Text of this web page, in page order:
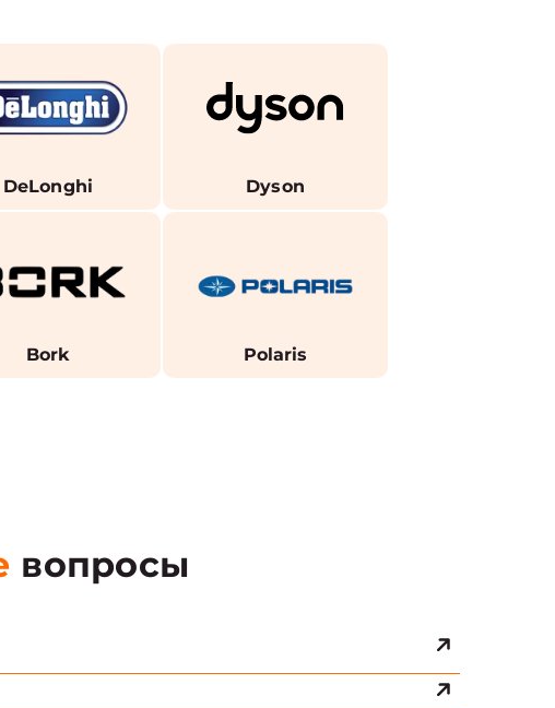
DeLonghi Dyson
Bork Polaris
вопросы